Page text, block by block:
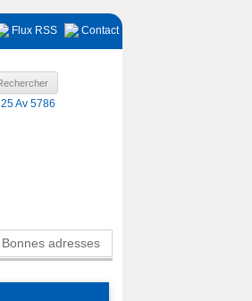
Flux RSS Contact
25 Av 5786
Bonnes adresses